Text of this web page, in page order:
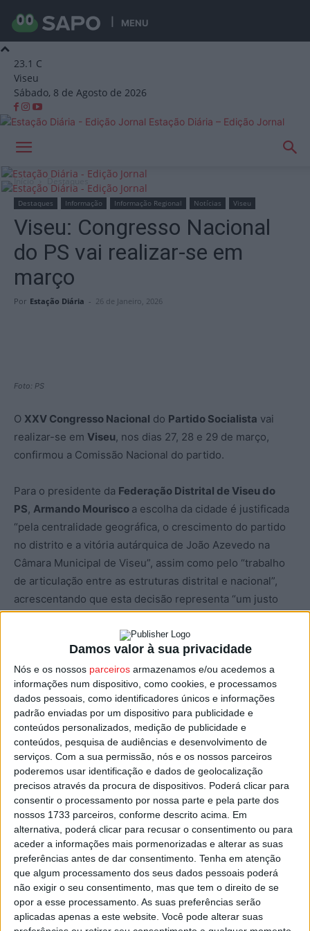
Damos valor à sua privacidade
Nós e os nossos parceiros armazenamos e/ou acedemos a
informações num dispositivo, como cookies, e processamos
dados pessoais, como identificadores únicos e informações
padrão enviadas por um dispositivo para publicidade e
conteúdos personalizados, medição de publicidade e
conteúdos, pesquisa de audiências e desenvolvimento de
serviços. Com a sua permissão, nós e os nossos parceiros
poderemos usar identificação e dados de geolocalização
precisos através da procura de dispositivos. Poderá clicar para
consentir o processamento por nossa parte e pela parte dos
nossos 1733 parceiros, conforme descrito acima. Em
alternativa, poderá clicar para recusar o consentimento ou para
aceder a informações mais pormenorizadas e alterar as suas
preferências antes de dar consentimento. Tenha em atenção
que algum processamento dos seus dados pessoais poderá
não exigir o seu consentimento, mas que tem o direito de se
opor a esse processamento. As suas preferências serão
aplicadas apenas a este website. Você pode alterar suas
MENU
23.1 C
Viseu
Sábado, 8 de Agosto de 2026
Estação Diária – Edição Jornal
Início Destaques
Destaques Informação Informação Regional Notícias Viseu
Viseu: Congresso Nacional
do PS vai realizar-se em
março
Por Estação Diária - 26 de Janeiro, 2026
Foto: PS
O XXV Congresso Nacional do Partido Socialista vai
realizar-se em Viseu, nos dias 27, 28 e 29 de março,
confirmou a Comissão Nacional do partido.
Para o presidente da Federação Distrital de Viseu do
PS, Armando Mourisco a escolha da cidade é justificada
“pela centralidade geográfica, o crescimento do partido
no distrito e a vitória autárquica de João Azevedo na
Câmara Municipal de Viseu”, assim como pelo “trabalho
de articulação entre as estruturas distrital e nacional”,
acrescentando que esta decisão representa “um justo
reconhecimento do trabalho político desenvolvido”” e
garante que “Viseu reúne todas as condições para
acolher o encontro”.
O congresso será antecedido por eleições internas,
marcadas para os dias 13 e 14 de março. O atual mandato
de José Luís Carneiro, que se recandidata, é de natureza
intercalar, após a demissão de Pedro Nuno Santos na
sequência da derrota do PS nas eleições legislativas de
maio. Nestas datas realizam-se também as eleições dos
delegados ao congresso, bem como do presidente e da
comissão política nacional das Mulheres Socialistas.
O calendário foi definido de forma a não interferir com as
Autárquicas2025 e as Presidenciais2026, com o
congresso a decorrer já após a tomada de posse do
futuro Presidente da República.